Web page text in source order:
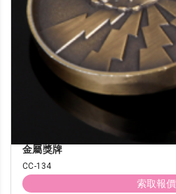
金屬獎牌
CC-134
索取報價